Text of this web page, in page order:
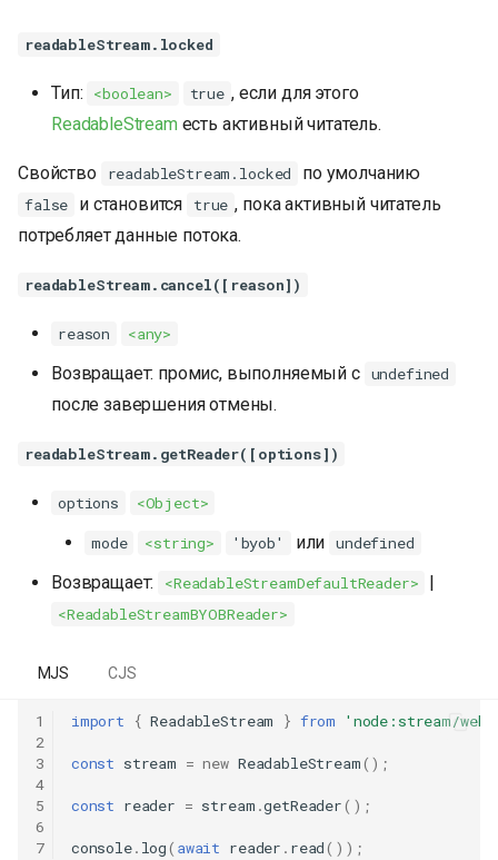
readableStream.locked
Тип: <boolean> true , если для этого
ReadableStream есть активный читатель.
Свойство readableStream.locked по умолчанию
false и становится true , пока активный читатель
потребляет данные потока.
readableStream.cancel([reason])
reason <any>
Возвращает: промис, выполняемый с undefined
после завершения отмены.
readableStream.getReader([options])
options
<Object>
mode
<string> 'byob' или undefined
Возвращает: <ReadableStreamDefaultReader> |
<ReadableStreamBYOBReader>
MJS CJS
1
2
3
4
5
6
7
import { ReadableStream } from 'node:stream/web'
const stream = new ReadableStream();
const reader = stream .getReader();
console. log( await reader . read());